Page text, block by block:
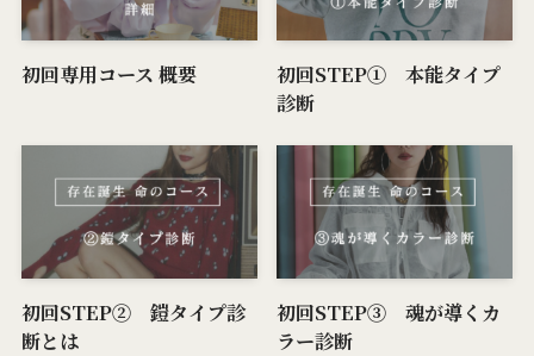
初回専用コース 概要
初回STEP① 本能タイプ
診断
初回STEP② 鎧タイプ診
断とは
初回STEP③ 魂が導くカ
ラー診断